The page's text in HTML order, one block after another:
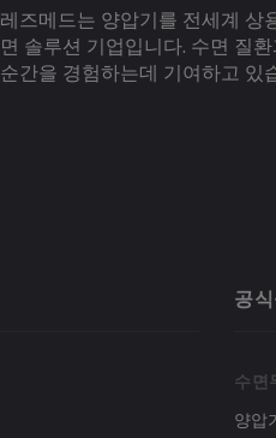
레즈메드는 양압기를 전세계 상
면 솔루션 기업입니다. 수면 질
순간을 경험하는데 기여하고 있
공
수면
양압